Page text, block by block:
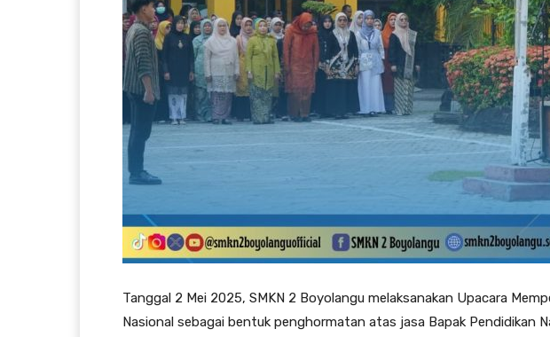
Tanggal 2 Mei 2025, SMKN 2 Boyolangu melaksanakan Upacara
Nasional sebagai bentuk penghormatan atas jasa Bapak Pendidikan